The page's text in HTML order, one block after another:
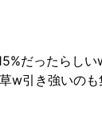
だったらしい
w引き強いのも